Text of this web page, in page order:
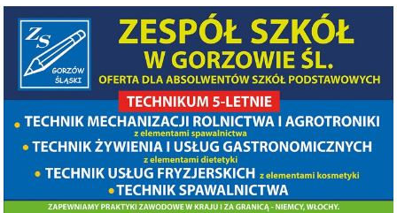
GALERIA ZDJĘĆ 2020-2026
PROCEDURY NAUKI ZDALNEJ
PROCEDURY BEZPIECZEŃSTWA - COVID-19 - OD 15 WRZEŚNIA 2021
PREZENTACJA SZKOŁY 2026 - 2027
ZDJĘCIA GRUPOWE 2022 - 2023
KADRA PEDAGOGICZNA
DANE OSOBOWE